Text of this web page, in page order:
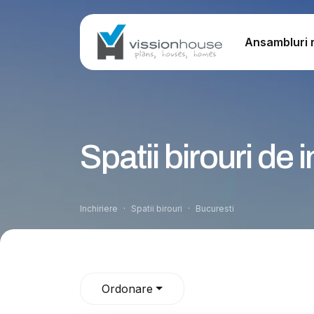
Ansambluri
Spatii birouri de
Inchiriere Spatii birouri Bucuresti
Ordonare